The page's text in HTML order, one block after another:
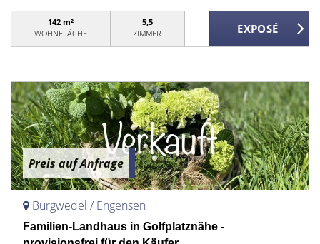
142 m²
WOHNFLÄCHE
5,5
ZIMMER
Preis auf Anfrage
Burgwedel / Engensen
Familien-Landhaus in Golfplatznähe -